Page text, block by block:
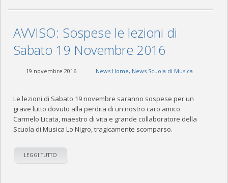
AVVISO: Sospese le lezioni di
Sabato 19 Novembre 2016
19 novembre 2016 News Home, News Scuola di Musica
Le lezioni di Sabato 19 novembre saranno sospese per un
grave lutto dovuto alla perdita di un nostro caro amico
Carmelo Licata, maestro di vita e grande collaboratore della
Scuola di Musica Lo Nigro, tragicamente scomparso.
LEGGI TUTTO